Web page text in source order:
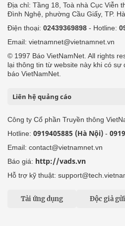
Địa chỉ: Tầng 18, Toà nhà Cục Viễn
Đình Nghệ, phường Cầu Giấy, TP. Hà
Điện thoại: 02439369898 - Hotline:
Email: vietnamnet@vietnamnet.vn
© 1997 Báo VietNamNet. All rights
lại thông tin từ website này khi có sự
báo VietNamNet.
Liên hệ quảng cáo
Công ty Cổ phần Truyền thông
Hotline: 0919405885 (Hà Nội) -
Email: contact@vietnamnet.vn
Báo giá: http://vads.vn
Hỗ trợ kỹ thuật:
Tải ứng dụng Độc giả